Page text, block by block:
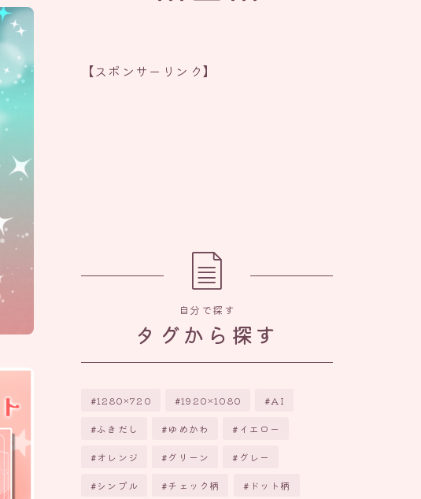
【スポンサーリンク】
自分で探す
タグから探す
1280×720 1920×1080 AI
ふきだし ゆめかわ イエロー
オレンジ グリーン グレー
シンプル チェック柄 ドット柄